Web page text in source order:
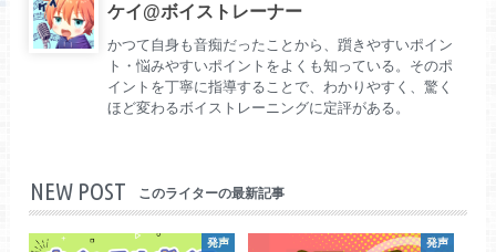
ケイ@ボイストレーナー
かつて自身も音痴だったことから、躓きやすいポイン
ト・悩みやすいポイントをよくも知っている。そのポ
イントを丁寧に指導することで、わかりやすく、驚く
ほど変わるボイストレーニングに定評がある。
NEW POST このライターの最新記事
発声 発声